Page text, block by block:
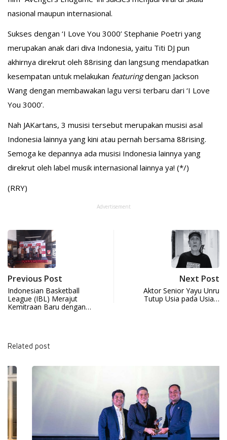
nasional maupun internasional.
Sukses dengan ‘I Love You 3000’ Stephanie Poetri yang
merupakan anak dari diva Indonesia, yaitu Titi DJ pun
akhirnya direkrut oleh 88rising dan langsung mendapatkan
kesempatan untuk melakukan featuringdengan Jackson
Wang dengan membawakan lagu versi terbaru dari ‘I Love
You 3000’.
Nah JAKartans, 3 musisi tersebut merupakan musisi asal
Indonesia lainnya yang kini atau pernah bersama 88rising.
Semoga ke depannya ada musisi Indonesia lainnya yang
direkrut oleh label musik internasional lainnya ya! (*/)
(RRY)
Advertisement
Previous Post
Indonesian Basketball
League (IBL) Merajut
Kemitraan Baru dengan…
Next Post
Aktor Senior Yayu Unru
Tutup Usia pada Usia…
Related post